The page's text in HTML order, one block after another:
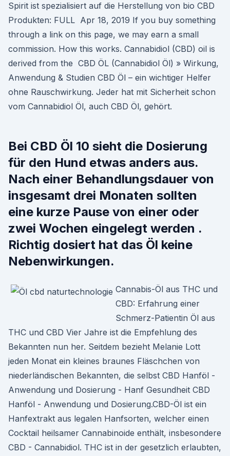
Spirit ist spezialisiert auf die Herstellung von bio CBD
Produkten: FULL Apr 18, 2019 If you buy something
through a link on this page, we may earn a small
commission. How this works. Cannabidiol (CBD) oil is
derived from the CBD ÖL (Cannabidiol Öl) » Wirkung,
Anwendung & Studien CBD Öl – ein wichtiger Helfer
ohne Rauschwirkung. Jeder hat mit Sicherheit schon
vom Cannabidiol Öl, auch CBD Öl, gehört.
Bei CBD Öl 10 sieht die Dosierung
für den Hund etwas anders aus.
Nach einer Behandlungsdauer von
insgesamt drei Monaten sollten
eine kurze Pause von einer oder
zwei Wochen eingelegt werden .
Richtig dosiert hat das Öl keine
Nebenwirkungen.
Cannabis-Öl aus THC und
CBD: Erfahrung einer
Schmerz-Patientin Öl aus
THC und CBD Vier Jahre ist die Empfehlung des
Bekannten nun her. Seitdem bezieht Melanie Lott
jeden Monat ein kleines braunes Fläschchen von
niederländischen Bekannten, die selbst CBD Hanföl -
Anwendung und Dosierung - Hanf Gesundheit CBD
Hanföl - Anwendung und Dosierung.CBD-Öl ist ein
Hanfextrakt aus legalen Hanfsorten, welcher einen
Cocktail heilsamer Cannabinoide enthält, insbesondere
CBD - Cannabidiol. THC ist in der gesetzlich erlaubten,